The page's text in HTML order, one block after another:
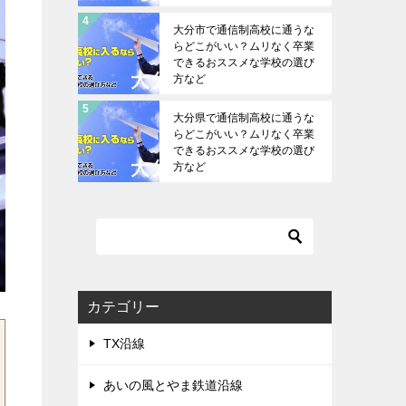
大分市で通信制高校に通うな
らどこがいい？ムリなく卒業
できるおススメな学校の選び
方など
大分県で通信制高校に通うな
らどこがいい？ムリなく卒業
できるおススメな学校の選び
方など
カテゴリー
TX沿線
あいの風とやま鉄道沿線